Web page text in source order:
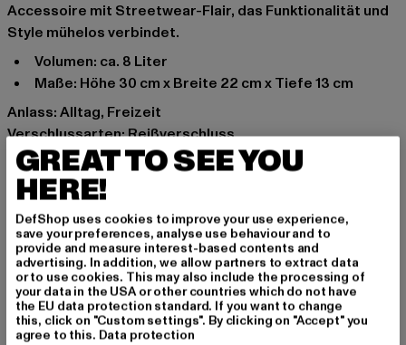
Accessoire mit Streetwear-Flair, das Funktionalität und
Style mühelos verbindet.
Volumen: ca. 8 Liter
Maße: Höhe 30 cm x Breite 22 cm x Tiefe 13 cm
Anlass: Alltag, Freizeit
Verschlussarten: Reißverschluss
Marke: Brandit
Kat.: Bags & Luggage
Farbe: camouflage
Hersteller Farbe: darkcamo
Materialzusammensetzung: 100% Polyester, 60%
Polyethylen, 20% Trivinyl, 20% Acetat
Art.Nr: BD8036-00707
Hersteller: Brandit Textil GmbH |info@brandit-wear.com
GREAT TO SEE YOU
HERE!
DefShop uses cookies to improve your use experience,
save your preferences, analyse use behaviour and to
provide and measure interest-based contents and
advertising. In addition, we allow partners to extract data
or to use cookies. This may also include the processing of
your data in the USA or other countries which do not have
the EU data protection standard. If you want to change
this, click on "Custom settings". By clicking on "Accept" you
agree to this. Data protection